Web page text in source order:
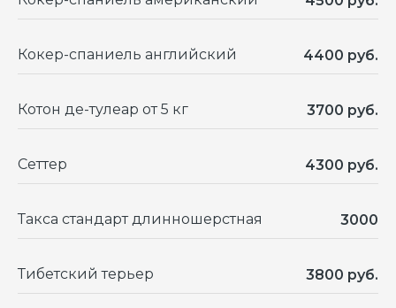
Кокер-спаниель английский 4400 руб.
Котон де-тулеар от 5 кг 3700 руб.
Сеттер 4300 руб.
Такса стандарт длинношерстная 3000
Тибетский терьер 3800 руб.
Ши-тцу
Померанский шпиц
Мальтийская болонка
Бобтейл
Золотистый ретривер
Брабантский грифон
Бивер йорка
Афганская борзая